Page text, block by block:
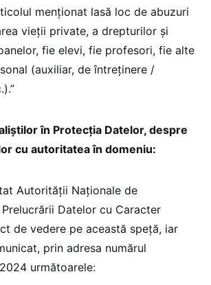
menționat lasă loc de abuzuri
vieții private, a drepturilor și
fie elevi, fie profesori, fie alte
(auxiliar, de întreținere /
în Protecția Datelor, despre
cu autoritatea în domeniu:
Autorității Naționale de
Datelor cu Caracter
de vedere pe această speță, iar
prin adresa numărul
următoarele: